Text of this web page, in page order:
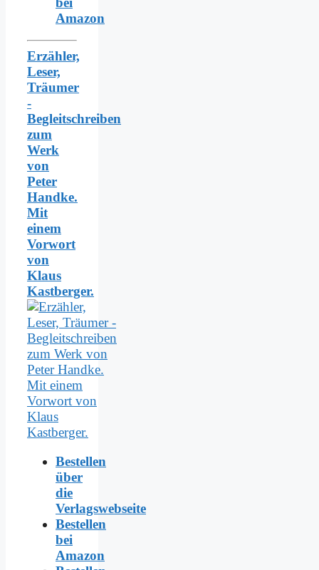
Amazon
Erzähler,
Leser,
Träumer
-
Begleitschreiben
zum
Werk
von
Peter
Handke.
Mit
einem
Vorwort
von
Klaus
Kastberger.
Bestellen
über
die
Verlagswebseite
Bestellen
bei
Amazon